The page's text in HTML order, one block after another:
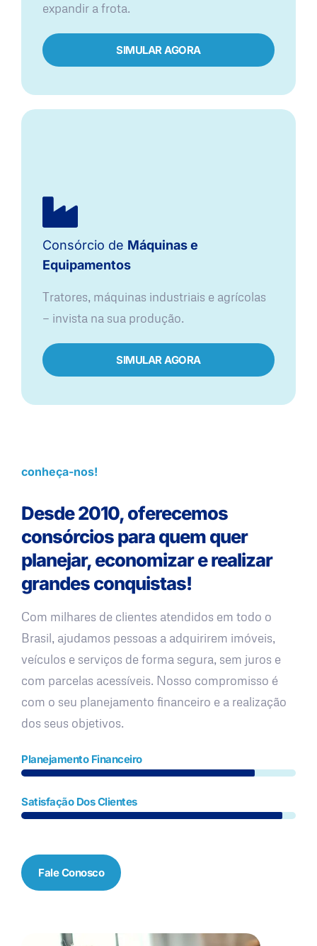
expandir a frota.
SIMULAR AGORA
Consórcio de Máquinas e
Equipamentos
Tratores, máquinas industriais e agrícolas
— invista na sua produção.
SIMULAR AGORA
conheça-nos!
Desde 2010, oferecemos
consórcios para quem quer
planejar, economizar e realizar
grandes conquistas!
Com milhares de clientes atendidos em todo o
Brasil, ajudamos pessoas a adquirirem imóveis,
veículos e serviços de forma segura, sem juros e
com parcelas acessíveis. Nosso compromisso é
com o seu planejamento financeiro e a realização
dos seus objetivos.
Planejamento Financeiro
Satisfação Dos Clientes
Fale Conosco